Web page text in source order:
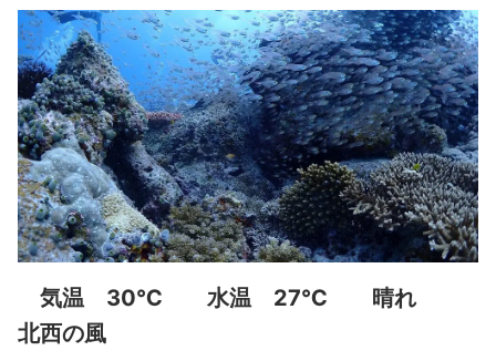
気温 30℃ 水温 27℃ 晴れ
北西の風